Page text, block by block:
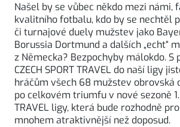
Našel by se vůbec někdo mezi námi,
kvalitního fotbalu, kdo by se nechtěl
či turnajové duely mužstev jako
Borussia Dortmund a dalších „echt“
z Německa? Bezpochyby málokdo. S
CZECH SPORT TRAVEL do naší ligy
hráčům všech 68 mužstev obrovská
po celkovém triumfu v nové sezoně 1.
TRAVEL ligy, která bude rozhodně
mnohem atraktivnější než doposud.